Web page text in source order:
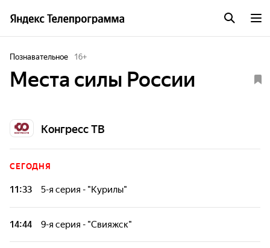
Познавательное 16+
Места силы России
Конгресс ТВ
СЕГОДНЯ
11:33 5-я серия - "Курилы"
Фильм о творческой деятельности фотографа, который
феномен невероятной мощи и красоты своей Родины.
14:44 9-я серия - "Свияжск"
Фильм о творческой деятельности фотографа, который